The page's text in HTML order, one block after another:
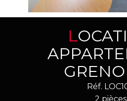
LOCATION
Réf.
2 pièces